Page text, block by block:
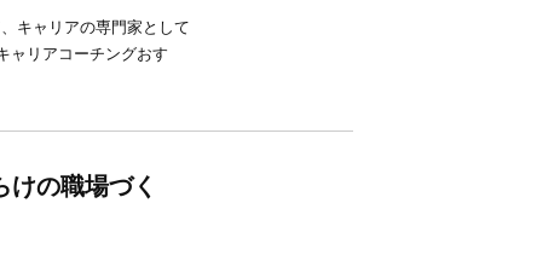
キャリアの専門家として
ャリアコーチングおす
の職場づく